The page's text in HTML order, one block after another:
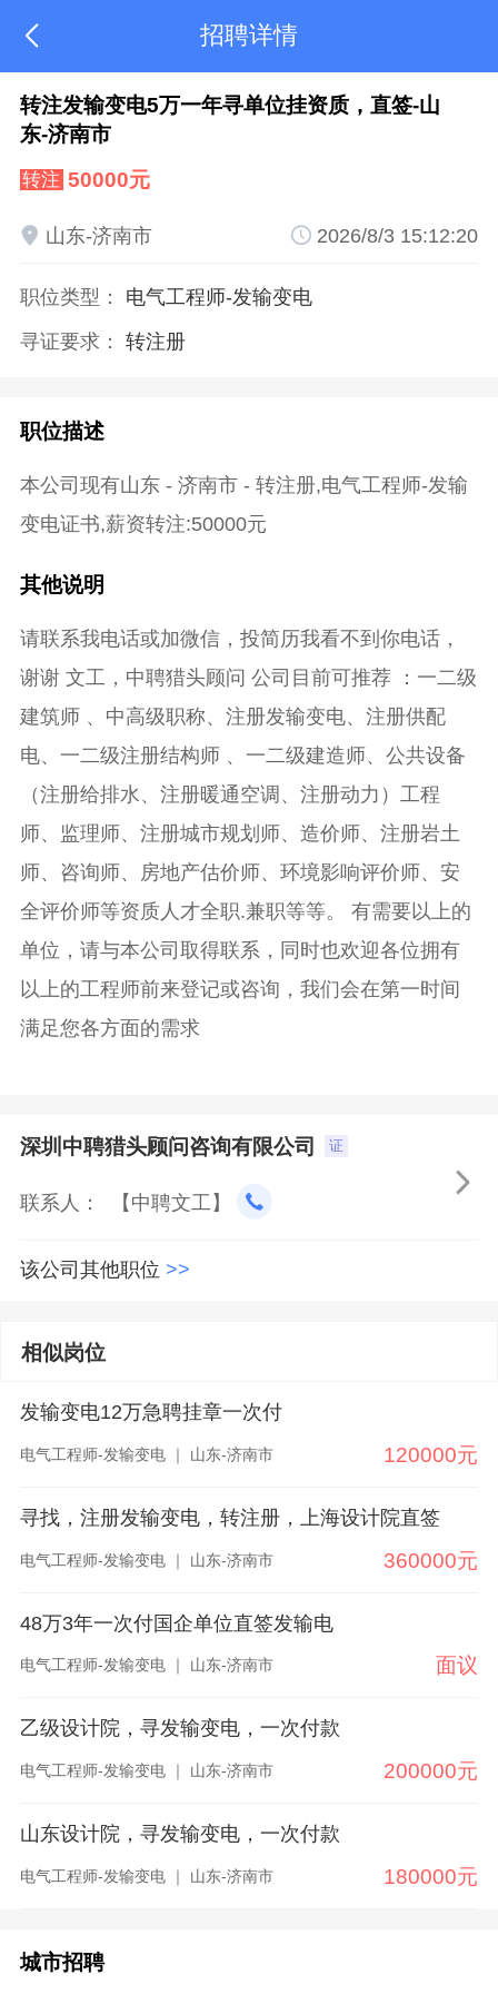
 招聘详情
转注发输变电5万一年寻单位挂资质，直签-山
东-济南市
转注 50000元
 山东-济南市  2026/8/3 15:12:20
职位类型： 电气工程师-发输变电
寻证要求： 转注册
职位描述
本公司现有山东 - 济南市 - 转注册,电气工程师-发输
变电证书,薪资转注:50000元
其他说明
请联系我电话或加微信，投简历我看不到你电话，
谢谢 文工，中聘猎头顾问 公司目前可推荐 ：一二级
建筑师 、中高级职称、注册发输变电、注册供配
电、一二级注册结构师 、一二级建造师、公共设备
（注册给排水、注册暖通空调、注册动力）工程
师、监理师、注册城市规划师、造价师、注册岩土
师、咨询师、房地产估价师、环境影响评价师、安
全评价师等资质人才全职.兼职等等。 有需要以上的
单位，请与本公司取得联系，同时也欢迎各位拥有
以上的工程师前来登记或咨询，我们会在第一时间
满足您各方面的需求
深圳中聘猎头顾问咨询有限公司 证

联系人： 【中聘文工】
该公司其他职位 >>
相似岗位
发输变电12万急聘挂章一次付
电气工程师-发输变电 ｜ 山东-济南市 120000元
寻找，注册发输变电，转注册，上海设计院直签
电气工程师-发输变电 ｜ 山东-济南市 360000元
48万3年一次付国企单位直签发输电
电气工程师-发输变电 ｜ 山东-济南市 面议
乙级设计院，寻发输变电，一次付款
电气工程师-发输变电 ｜ 山东-济南市 200000元
山东设计院，寻发输变电，一次付款
电气工程师-发输变电 ｜ 山东-济南市 180000元
城市招聘